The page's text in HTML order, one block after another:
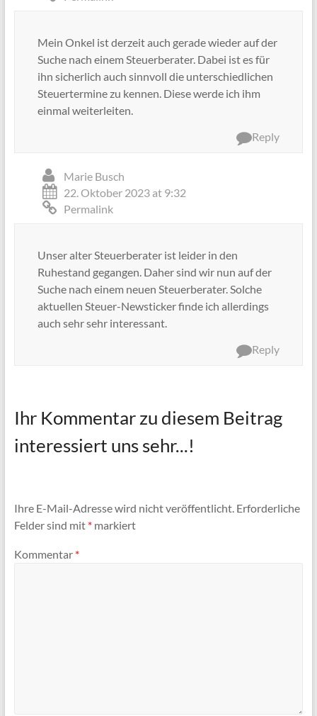
Mein Onkel ist derzeit auch gerade wieder auf der
Suche nach einem Steuerberater. Dabei ist es für
ihn sicherlich auch sinnvoll die unterschiedlichen
Steuertermine zu kennen. Diese werde ich ihm
einmal weiterleiten.
Reply
Marie Busch
22. Oktober 2023 at 9:32
Permalink
Unser alter Steuerberater ist leider in den
Ruhestand gegangen. Daher sind wir nun auf der
Suche nach einem neuen Steuerberater. Solche
aktuellen Steuer-Newsticker finde ich allerdings
auch sehr sehr interessant.
Reply
Ihr Kommentar zu diesem Beitrag
interessiert uns sehr...!
Ihre E-Mail-Adresse wird nicht veröffentlicht. Erforderliche
Felder sind mit *markiert
Kommentar *